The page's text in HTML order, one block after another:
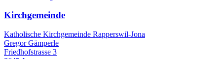
Kirchgemeinde
Katholische Kirchgemeinde Rapperswil-Jona
Gregor Gämperle
Friedhofstrasse 3